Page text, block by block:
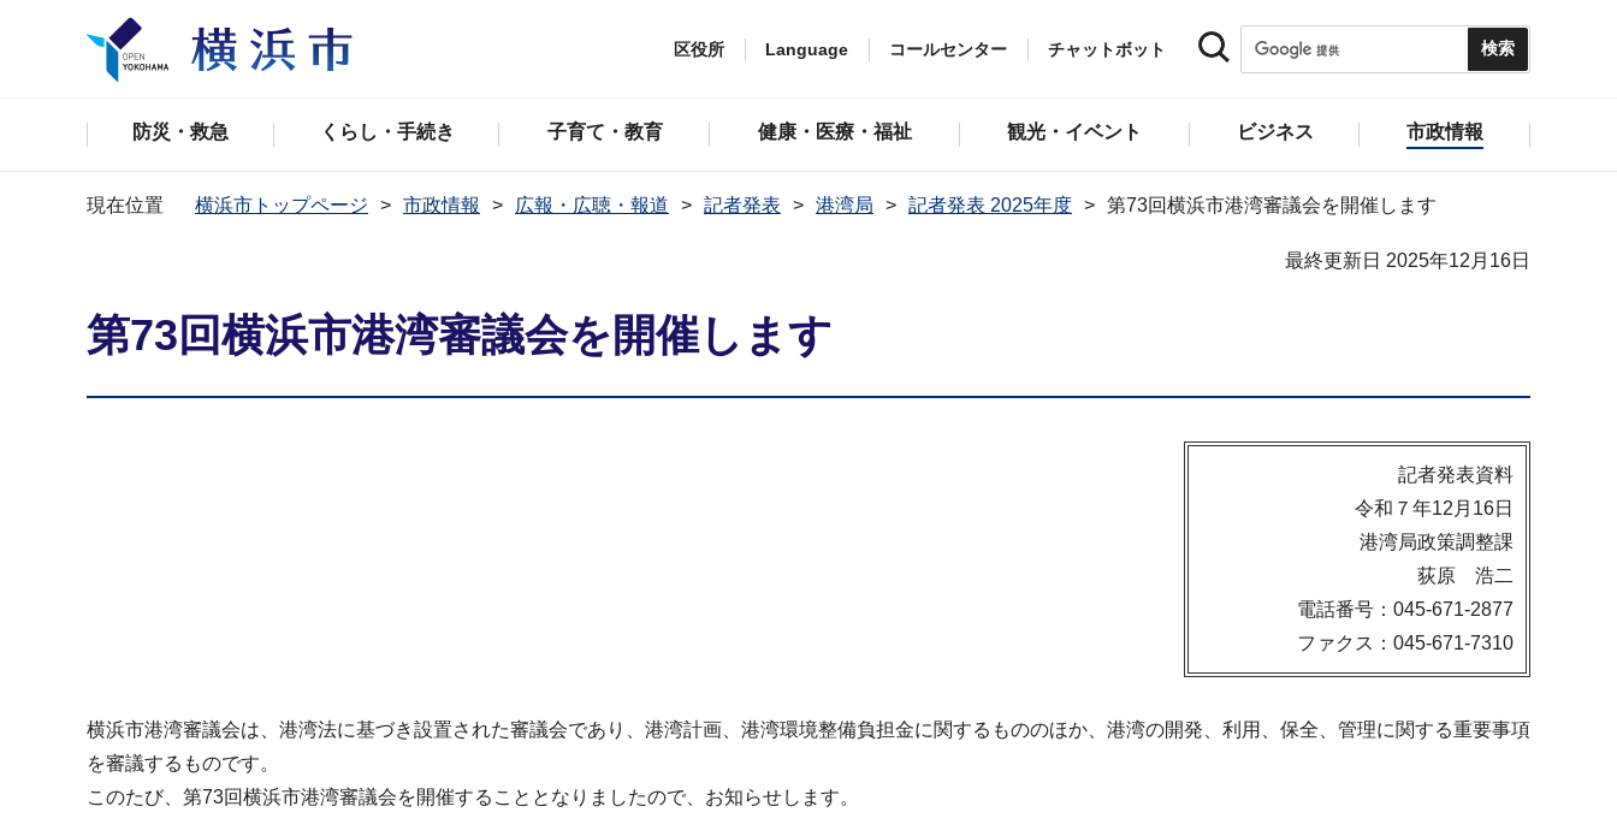
区役所 Language コールセンター チャットボット
防災・救急 くらし・手続き 子育て・教育 健康・医療・福祉 観光・イベント ビジネス 市政情報
現在位置 横浜市トップページ 市政情報 広報・広聴・報道 記者発表 港湾局 記者発表 2025年度 第73回横浜市港湾審議会を開催します
最終更新日 2025年12月16日
第73回横浜市港湾審議会を開催します
記者発表資料
令和７年12月16日
港湾局政策調整課
荻原 浩二
電話番号：045-671-2877
ファクス：045-671-7310
横浜市港湾審議会は、港湾法に基づき設置された審議会であり、港湾計画、港湾環境整備負担金に関するもののほか、港湾の開発、利用、保全、管理に関する重要事項
を審議するものです。
このたび、第73回横浜市港湾審議会を開催することとなりましたので、お知らせします。